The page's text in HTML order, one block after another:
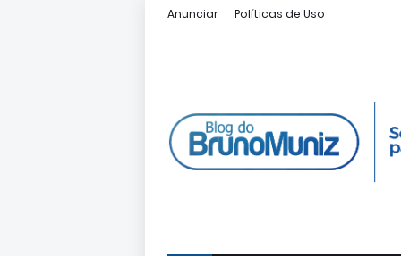
Anunciar Políticas de Uso